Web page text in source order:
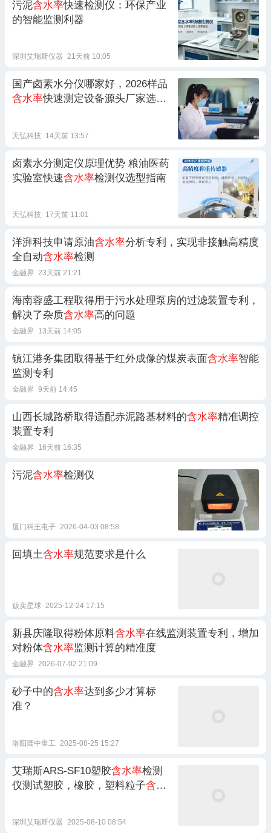
污泥含水率快速检测仪：环保产业
的智能监测利器
深圳艾瑞斯仪器 21天前 10:05
国产卤素水分仪哪家好，2026样品
含水率快速测定设备源头厂家选购
天弘科技 14天前 13:57
卤素水分测定仪原理优势 粮油医药
实验室快速含水率检测仪选型指南‌
天弘科技 17天前 11:01
洋湃科技申请原油含水率分析专利，实现非接触高精度
全自动含水率检测
金融界 23天前 21:21
海南蓉盛工程取得用于污水处理泵房的过滤装置专利，
解决了杂质含水率高的问题
金融界 13天前 14:05
镇江港务集团取得基于红外成像的煤炭表面含水率智能
监测专利
金融界 9天前 14:45
山西长城路桥取得适配赤泥路基材料的含水率精准调控
装置专利
金融界 16天前 16:35
污泥含水率检测仪
厦门科王电子 2026-04-03 08:58
回填土含水率规范要求是什么
贩卖星球 2025-12-24 17:15
新县庆隆取得粉体原料含水率在线监测装置专利，增加
对粉体含水率监测计算的精准度
金融界 2026-07-02 21:09
砂子中的含水率达到多少才算标
准？
洛阳隆中重工 2025-08-25 15:27
艾瑞斯ARS-SF10塑胶含水率检测
仪测试塑胶，橡胶，塑料粒子含水
深圳艾瑞斯仪器 2025-08-10 08:54